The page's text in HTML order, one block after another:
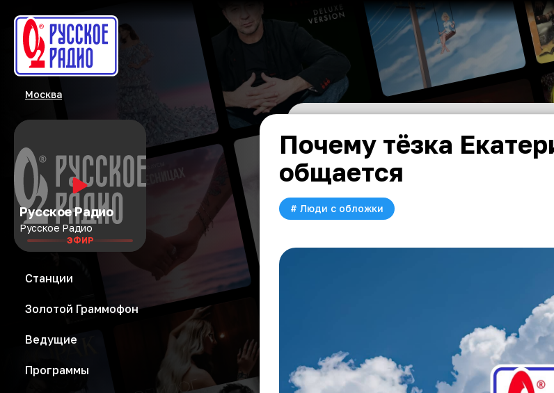
Москва
Русское Радио
Русское Радио
ЭФИР
Станции
Золотой Граммофон
Ведущие
Программы
Почему тёзка
общается
# Люди с обложки